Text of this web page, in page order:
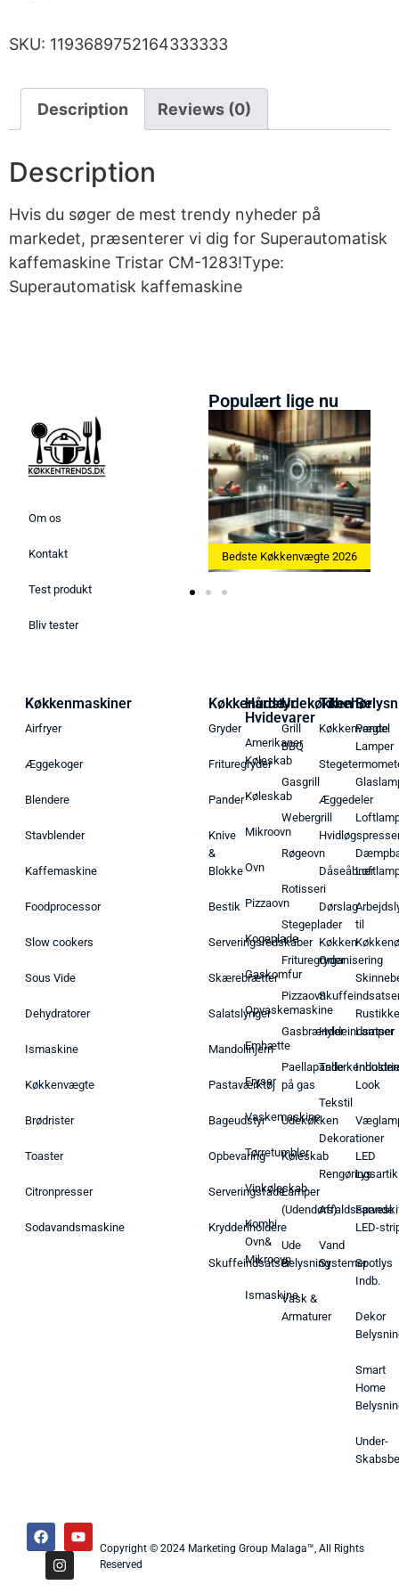
SKU: 1193689752164333333
Description Reviews (0)
Description
Hvis du søger de mest trendy nyheder på
markedet, præsenterer vi dig for Superautomatisk
kaffemaskine Tristar CM-1283!Type:
Superautomatisk kaffemaskine
Om os
Kontakt
Test produkt
Bliv tester
Populært lige nu
Bedste Ismaskine 2026 Bedste Køkkenvægte 2026
Køkkenmaskiner
Airfryer
Æggekoger
Blendere
Stavblender
Kaffemaskine
Foodprocessor
Slow cookers
Sous Vide
Dehydratorer
Ismaskine
Køkkenvægte
Brødrister
Toaster
Citronpresser
Sodavandsmaskine
Køkkenudstyr
Gryder
Frituregryder
Pander
Knive
&
Blokke
Bestik
Serveringsredskaber
Skærebrætter
Salatslynger
Mandolinjern
Pastaværktøj
Bageudstyr
Opbevaring
Serveringsfade
Krydderiholdere
Skuffeindsatser
Hårde
Hvidevarer
Amerikaner
Køleskab
Køleskab
Mikroovn
Ovn
Pizzaovn
Kogeplade
Gaskomfur
Opvaskemaskine
Emhætte
Fryser
Vaskemaskine
Tørretumbler
Vinkøleskab
Kombi
Ovn&
Mikroovn
Ismaskine
Udekøkken
Grill
BBQ
Gasgrill
Webergrill
Røgeovn
Rotisseri
Stegeplader
Frituregryder
Pizzaovn
Gasbrænder
Paellapande
på gas
Udekøkken
Køleskab
Lamper
(Udendørs)
Ude
Belysning
Vask &
Armaturer
Tilbehør
Køkkenvægte
Æggedeler
Dåseåbner
Dørslag
Køkken
Organisering
Hyldeindsatser
Tekstil
Dekorationer
Affaldsspande
Vand
Systemer
Pendel
Lamper
til
Rustikke
Lamper
Look
LED
Lys
LED-
Spotlys
Indb.
Dekor
Smart
Home
Under-
Copyright © 2024 Marketing Group Malaga™, All Rights
Reserved